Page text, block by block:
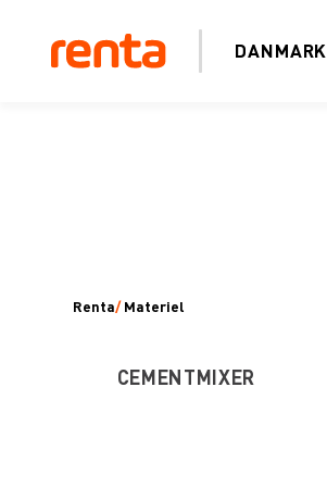
DANMARK
Renta/ Materiel
CEMENTMIXER